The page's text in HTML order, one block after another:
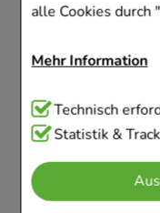
alle Cookies durch
Mehr Information
Technisch
Cookies, die für die
Website
Warenkorb,
verzichtet werden
Technisch
Statistik &